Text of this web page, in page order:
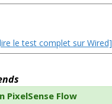
le test complet sur Wired]
PixelSense Flow